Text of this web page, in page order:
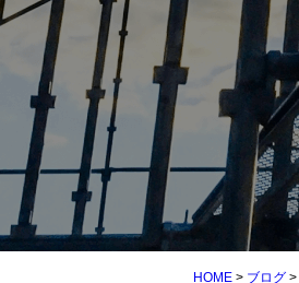
HOME > ブログ >